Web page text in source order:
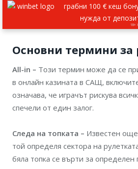
грабни 100 € кеш
нужда от
18+
Основни термини за
All-in – Този термин може да се
в онлайн казината в САЩ,
означава, че играчът рискува
спечели от един залог.
Следа на топката – Известен
той определя сектора на
бяла топка се върти за